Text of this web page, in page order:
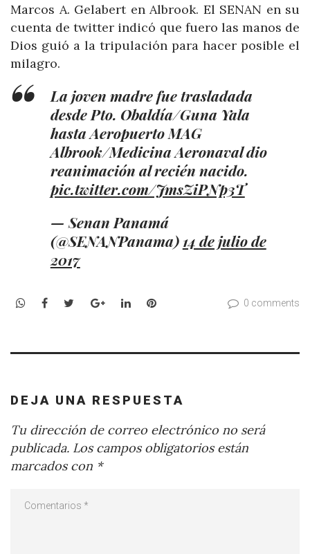
Marcos A. Gelabert en Albrook. El SENAN en su
cuenta de twitter indicó que fuero las manos de
Dios guió a la tripulación para hacer posible el
milagro.
La joven madre fue trasladada
desde Pto. Obaldía/Guna Yala
hasta Aeropuerto MAG
Albrook/Medicina Aeronaval dio
reanimación al recién nacido.
pic.twitter.com/JmsZiPNp3T
— Senan Panamá
(@SENANPanama) 14 de julio de
2017
WhatsApp
Facebook
TwitterGoogle+LinkedInPinterest 0 comments
DEJA UNA RESPUESTA
Tu dirección de correo electrónico no será
publicada. Los campos obligatorios están
marcados con *